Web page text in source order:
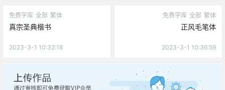
免费字库 全部 繁体
真宗圣典楷书
2023-3-1 10:32:18
免费字库 全部 繁体
正风毛笔体
2023-3-1 10:36:59